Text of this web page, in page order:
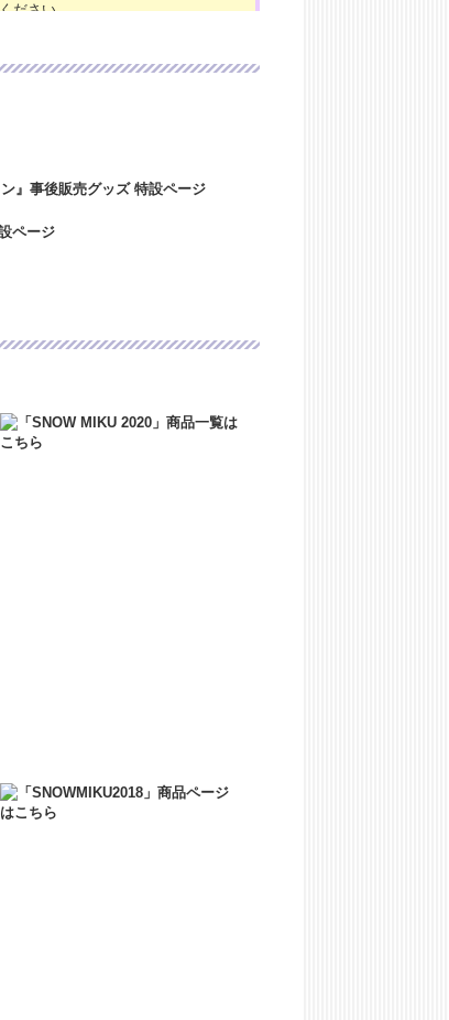
ださい。
かけいたしますが、ご理解のほ
り稼働いたしております。本
、2023年12月29日（金）～20
いたしますが、ご理解のほど
年4月27日（土）～5/7（日）の
は5/8（月）より順次ご対応
間、一時的にサイトにアクセ
の間、一時的にサイトに
何卒よろしくお願いいたしま